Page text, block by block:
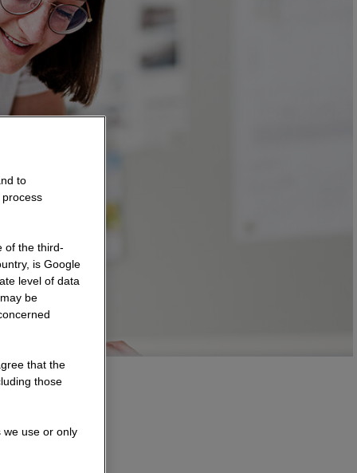
to
of the third-
is Google
level of data
be
that the
those
we use or only